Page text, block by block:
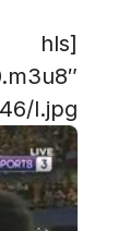
[hls
l.jpg”]